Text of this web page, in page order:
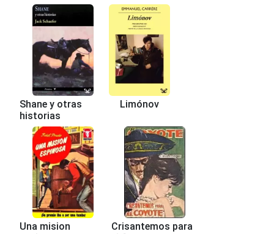
Shane y otras
historias
Limónov
Una mision
Crisantemos para